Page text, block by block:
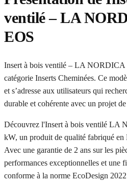
ventilé – LA
EOS
Insert à bois ventilé – LA NORDICA
catégorie Inserts Cheminées. Ce
et s’adresse aux utilisateurs qui
durable et cohérente avec un projet
Découvrez l'Insert à bois ventilé LA
kW, un produit de qualité fabriqué
Avec une garantie de 2 ans sur les
performances exceptionnelles et une
conforme à la norme EcoDesign